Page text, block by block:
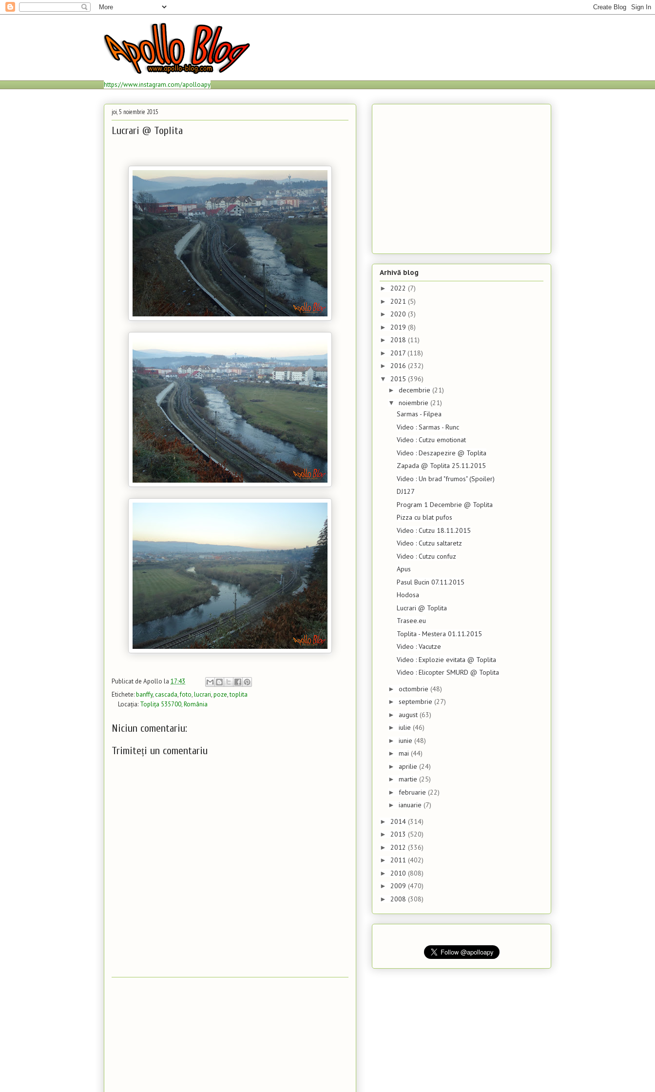
https://www.instagram.com/apolloapy
joi, 5 noiembrie 2015
Lucrari @ Toplita
Publicat de Apollo la 17:43
Etichete:banffy,cascada,foto,lucrari,poze,toplita
Locația: Toplița 535700, România
Niciun comentariu:
Trimiteți un comentariu
Arhivă blog
► 2022 (7)
► 2021 (5)
► 2020 (3)
► 2019 (8)
► 2018 (11)
► 2017 (118)
► 2016 (232)
▼ 2015 (396)
► decembrie (21)
▼ noiembrie (21)
Sarmas - Filpea
Video : Sarmas - Runc
Video : Cutzu emotionat
Video : Deszapezire @ Toplita
Zapada @ Toplita 25.11.2015
Video : Un brad "frumos" (Spoiler)
DJ127
Program 1 Decembrie @ Toplita
Pizza cu blat pufos
Video : Cutzu 18.11.2015
Video : Cutzu saltaretz
Video : Cutzu confuz
Apus
Pasul Bucin 07.11.2015
Hodosa
Lucrari @ Toplita
Trasee.eu
Toplita - Mestera 01.11.2015
Video : Vacutze
Video : Explozie evitata @ Toplita
Video : Elicopter SMURD @ Toplita
► octombrie (48)
► septembrie (27)
► august (63)
► iulie (46)
► iunie (48)
► mai (44)
► aprilie (24)
► martie (25)
► februarie (22)
► ianuarie (7)
► 2014 (314)
► 2013 (520)
► 2012 (336)
► 2011 (402)
► 2010 (808)
► 2009 (470)
► 2008 (308)